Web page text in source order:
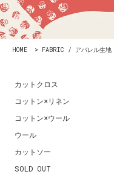
HOME > FABRIC / アパレル生地
カットクロス
コットン×リネン
コットン×ウール
ウール
カットソー
SOLD OUT